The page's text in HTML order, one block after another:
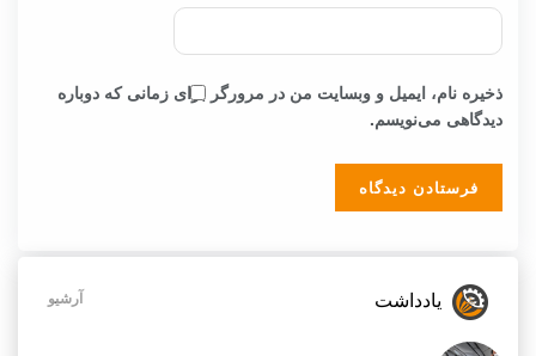
ذخیره نام، ایمیل و وبسایت من در مرورگر برای زمانی که دوباره
دیدگاهی می‌نویسم.
یادداشت آرشیو